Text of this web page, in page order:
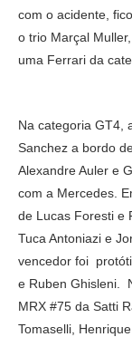
com o acidente,
o trio Marçal
uma Ferrari da
Na categoria GT4,
Sanchez a bordo
Alexandre Auler e
com a Mercedes.
de Lucas Foresti e
Tuca Antoniazi e
vencedor foi
e Ruben Ghisleni.
MRX #75 da Satti
Tomaselli,